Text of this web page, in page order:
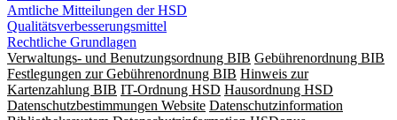
Amtliche Mitteilungen der HSD
Qualitätsverbesserungsmittel
Rechtliche Grundlagen
Verwaltungs- und Benutzungsordnung BIB Gebührenordnung BIB
Festlegungen zur Gebührenordnung BIB Hinweis zur
Kartenzahlung BIB IT-Ordnung HSD Hausordnung HSD
Datenschutzbestimmungen Website Datenschutzinformation